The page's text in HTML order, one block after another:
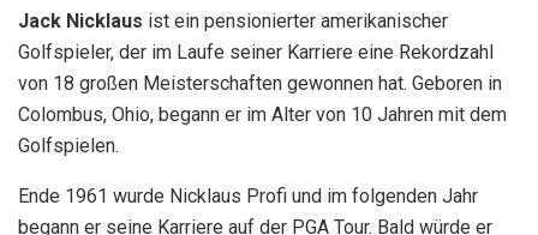
1964 führte Nicklaus zum ersten Mal die Geldliste der PGA
Tour an. Obwohl er in diesem Jahr keine Majors gewann,
verdiente er 81,13 $.